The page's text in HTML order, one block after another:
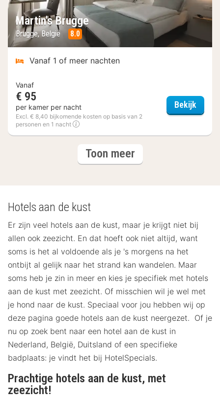
Martin's Brugge
Brugge, België 8.0
Vanaf 1 of meer nachten
Vanaf
€ 95
per kamer per nacht
Excl. € 8,40 bijkomende kosten op basis van 2
personen en 1 nacht
Bekijk
Toon meerhotels
Hotels aan de kust
Er zijn veel hotels aan de kust, maar je krijgt niet bij
allen ook zeezicht. En dat hoeft ook niet altijd, want
soms is het al voldoende als je 's morgens na het
ontbijt al gelijk naar het strand kan wandelen. Maar
soms heb je zin in meer en kies je specifiek met hotels
aan de kust met zeezicht. Of misschien wil je wel met
je hond naar de kust. Speciaal voor jou hebben wij op
deze pagina goede hotels aan de kust neergezet. Of je
nu op zoek bent naar een hotel aan de kust in
Nederland, België, Duitsland of een specifieke
badplaats: je vindt het bij HotelSpecials.
Prachtige hotels aan de kust, met
zeezicht!